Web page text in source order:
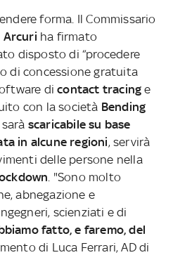
forma. Il Commissario
Arcuri ha firmato
disposto di “procedere
di concessione gratuita
dicontact tracing e
con la società Bending
sarà scaricabile su base
in alcune regioni, servirà
delle persone nella
. "Sono molto
abnegazione e
scienziati e di
fatto, e faremo, del
di Luca Ferrari, AD di